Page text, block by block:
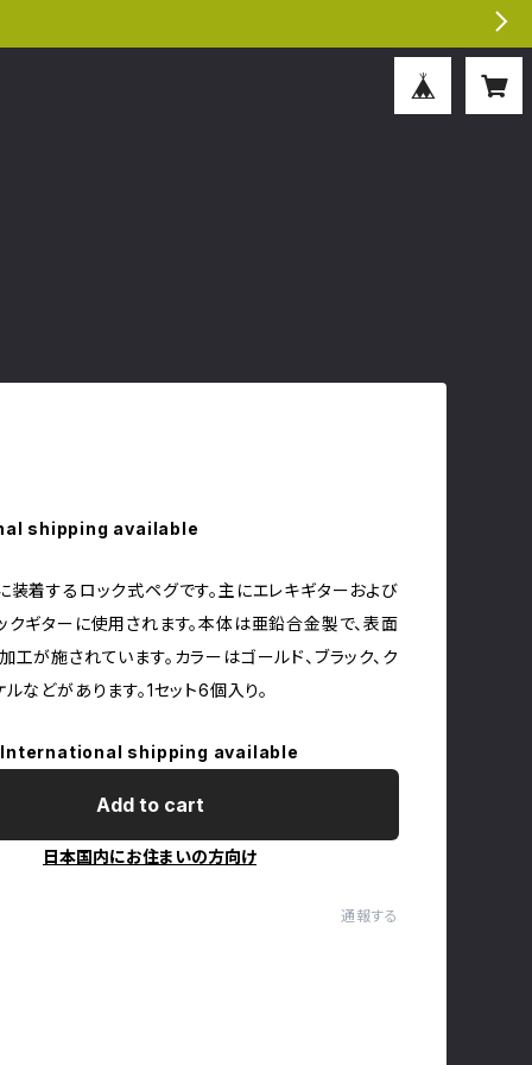
shipping available
装着するロック式ペグです。主にエレキギターおよび
クギターに使用されます。本体は亜鉛合金製で、表面
工が施されています。カラーはゴールド、ブラック、ク
ルなどがあります。1セット6個入り。
International shipping available
Add to cart
日本国内にお住まいの方向け
通報する